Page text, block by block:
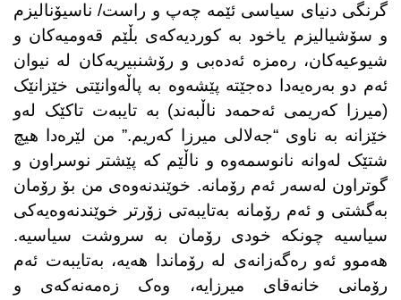
گرنگی دنیای سیاسی ئێمە چەپ و راست/ ناسیۆنالیزم
و سۆشیالیزم یاخود بە کوردیەکەی بڵێم قەومیەکان و
شیوعیەکان، رەمزە ئەدەبی و رۆشنبیریەکان لە نیوان
ئەم دو بەرەیەدا دەجێتە پێشەوە بە پاڵەوانێتی خێزانێک
(میرزا کەریمی ئەحمەد ناڵبەند) بە تایبەت تاکێک لەو
خێزانە بە ناوی “جەلالی میرزا کەریم.” من لێرەدا هیچ
شتێک لەوانە نانوسمەوە و ناڵێم کە پێشتر نوسراون و
گوتراون لەسەر ئەم رۆمانە. خوێندنەوەی من بۆ رۆمان
بەگشتی و ئەم رۆمانە بەتایبەتی زۆرتر خوێندنەوەیەکی
سیاسیە چونکە خودی رۆمان بە سروشت سیاسیە.
هەموو ئەو رەگەزانەی لە رۆماندا هەیە، بەتایبەت ئەم
رۆمانی خانەقای میرزایە، وەک زەمەنەکەی و